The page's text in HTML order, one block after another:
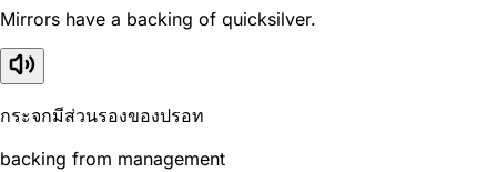
Mirrors have a backing of quicksilver.
กระจกมีส่วนรองของปรอท
backing from management